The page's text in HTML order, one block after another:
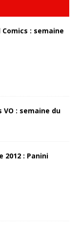
: semaine
VO : semaine du
2012 : Panini